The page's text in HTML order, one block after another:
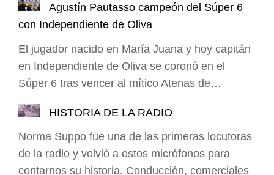
Agustín Pautasso campeón del Súper 6
con Independiente de Oliva
El jugador nacido en María Juana y hoy capitán
en Independiente de Oliva se coronó en el
Súper 6 tras vencer al mítico Atenas de…
HISTORIA DE LA RADIO
Norma Suppo fue una de las primeras locutoras
de la radio y volvió a estos micrófonos para
contarnos su historia. Conducción, comerciales